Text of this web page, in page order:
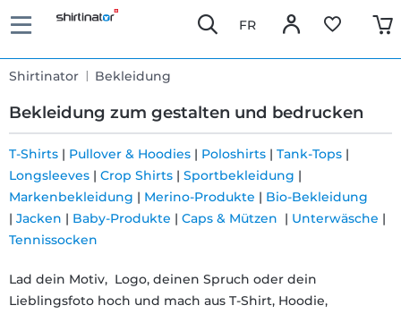
FR
Shirtinator Bekleidung
Bekleidung zum gestalten und bedrucken
Schnelle
Lieferung
30 Tage
Umtauschrecht
T-Shirts | Pullover & Hoodies | Poloshirts | Tank-Tops |
Longsleeves | Crop Shirts | Sportbekleidung |
Markenbekleidung | Merino-Produkte | Bio-Bekleidung
| Jacken | Baby-Produkte | Caps & Mützen | Unterwäsche |
Tennissocken
Lad dein Motiv, Logo, deinen Spruch oder dein
Lieblingsfoto hoch und mach aus T-Shirt, Hoodie,